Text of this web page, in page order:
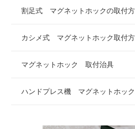
割足式 マグネットホックの取付
カシメ式 マグネットホック取付
マグネットホック 取付治具
ハンドプレス機 マグネットホッ